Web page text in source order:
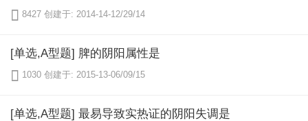
 8427 创建于: 2014-14-12/29/14
[单选,A型题] 脾的阴阳属性是
 1030 创建于: 2015-13-06/09/15
[单选,A型题] 最易导致实热证的阴阳失调是